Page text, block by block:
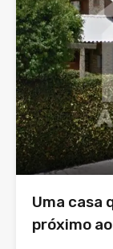
Uma casa
próximo